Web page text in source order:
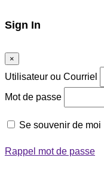
Sign In
×
Utilisateur ou Courriel
Mot de passe
Se souvenir de moi
Rappel mot de passe